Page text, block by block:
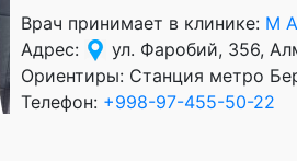
Врач принимает в клинике: M
Адрес:
ул. Фаробий, 356,
Ориентиры: Станция метро
Телефон: +998-97-455-50-22